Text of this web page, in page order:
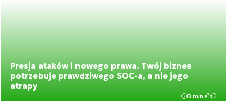
Presja ataków i nowego prawa. Twój biznes
potrzebuje prawdziwego SOC-a, a nie jego
atrapy
8 min.